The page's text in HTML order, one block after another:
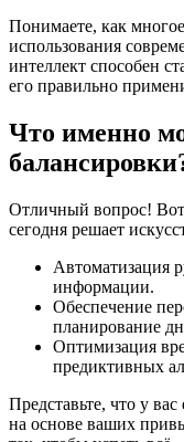
Понимаете, как
использования
интеллект способен
его правильно
Что именно
Отличный вопрос! Вот
сегодня решает
Автоматизация
информации.
Обеспечение
планирование
Оптимизация
предиктивных
Представьте, что у
на основе ваших